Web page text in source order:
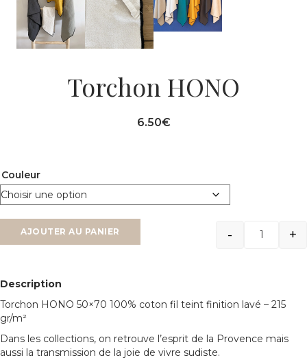
Torchon HONO
6.50€
Couleur
- +
AJOUTER AU PANIER
Description
Torchon HONO 50×70 100% coton fil teint finition lavé – 215
gr/m²
Dans les collections, on retrouve l’es­prit de la Provence mais
aussi la transmission de la joie de vivre sudiste.